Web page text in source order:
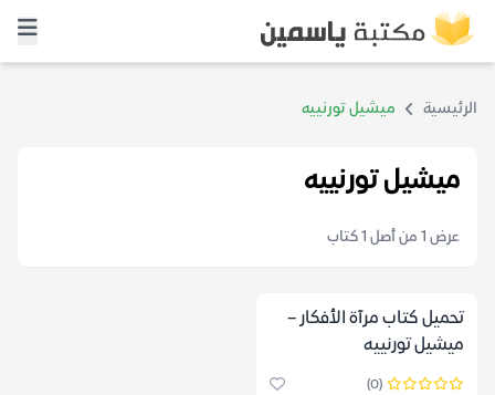
الرئيسية ميشيل تورنييه
ميشيل تورنييه
عرض 1 من أصل 1 كتاب
تحميل كتاب مرآة الأفكار –
ميشيل تورنييه
(0)